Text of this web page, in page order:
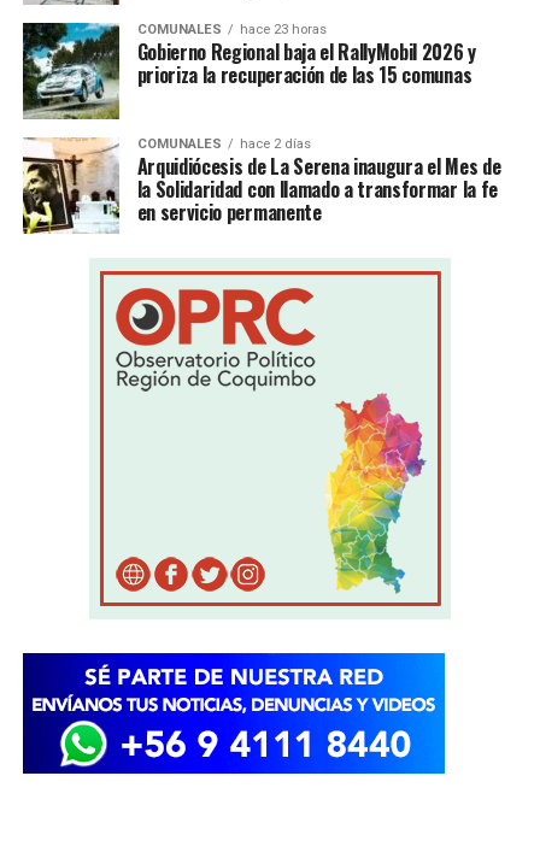
COMUNALES hace 23 horas
Gobierno Regional baja el RallyMobil 2026 y
prioriza la recuperación de las 15 comunas
COMUNALES hace 2 días
Arquidiócesis de La Serena inaugura el Mes de
la Solidaridad con llamado a transformar la fe
en servicio permanente